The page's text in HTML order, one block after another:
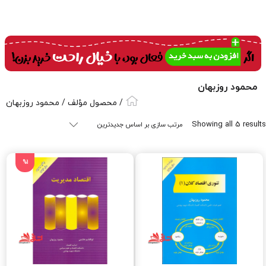
محمود روزبهان
/ محصول مؤلف / محمود روزبهان
Showing all 5 results
Sorted
latest